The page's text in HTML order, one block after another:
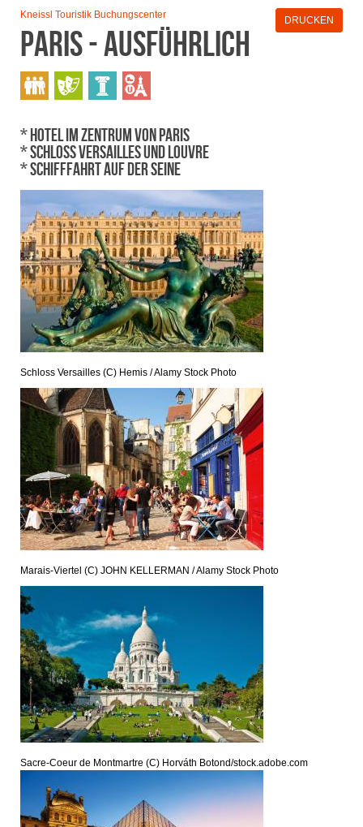
DRUCKEN
Kneissl Touristik Buchungscenter
Paris - ausführlich
* Hotel im Zentrum von Paris
* Schloss Versailles und Louvre
* Schifffahrt auf der Seine
Schloss Versailles (C) Hemis / Alamy Stock Photo
Marais-Viertel (C) JOHN KELLERMAN / Alamy Stock Photo
Sacre-Coeur de Montmartre (C) Horváth Botond/stock.adobe.com